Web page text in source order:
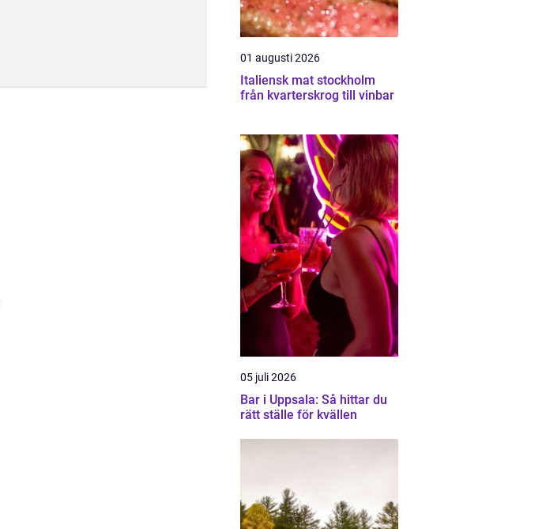
01 augusti 2026
Italiensk mat stockholm
från kvarterskrog till vinbar
05 juli 2026
Bar i Uppsala: Så hittar du
rätt ställe för kvällen